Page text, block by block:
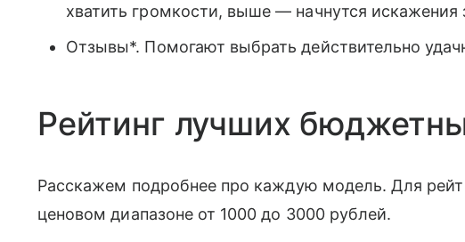
хватить громкости, выше — начнутся искажения
Отзывы*. Помогают выбрать действительно
Рейтинг лучших
Расскажем подробнее про каждую модель. Для
ценовом диапазоне от 1000 до 3000 рублей.